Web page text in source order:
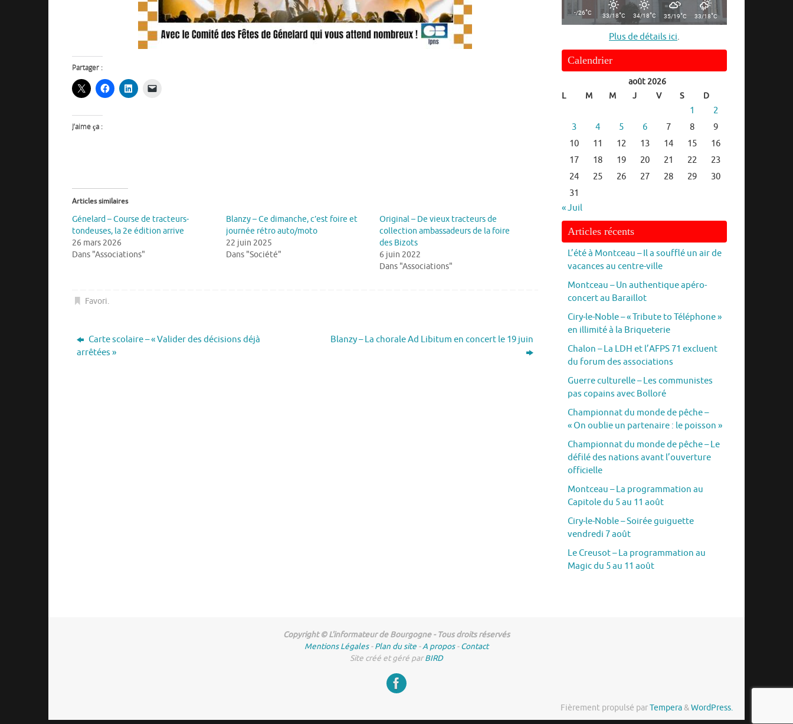
Partager :
J’aime ça :
Articles similaires
Génelard – Course de tracteurs-
tondeuses, la 2e édition arrive
26 mars 2026
Dans "Associations"
Blanzy – Ce dimanche, c’est foire et
journée rétro auto/moto
22 juin 2025
Dans "Société"
Original – De vieux tracteurs de
collection ambassadeurs de la foire
des Bizots
6 juin 2022
Dans "Associations"
Favori.
Carte scolaire – « Valider des décisions déjà
arrêtées »
Blanzy – La chorale Ad Libitum en concert le 19 juin
-/26°C 33/18°C 34/18°C 35/19°C 33/18°C
Plus de détails ici.
Calendrier
août 2026
L
M M J V S D
1
2
3
4 5 6 7 8
9
10
11 12 13 14 15
16
17
18 19 20 21 22
23
24
25 26 27 28 29
30
31
« Juil
Articles récents
L’été à Montceau – Il a soufflé un air de
vacances au centre-ville
Montceau – Un authentique apéro-
concert au Baraillot
Ciry-le-Noble – « Tribute to Téléphone »
en illimité à la Briqueterie
Chalon – La LDH et l’AFPS 71 excluent
du forum des associations
Guerre culturelle – Les communistes
pas copains avec Bolloré
Championnat du monde de pêche –
« On oublie un partenaire : le poisson »
Championnat du monde de pêche – Le
défilé des nations avant l’ouverture
officielle
Montceau – La programmation au
Capitole du 5 au 11 août
Ciry-le-Noble – Soirée guiguette
vendredi 7 août
Le Creusot – La programmation au
Magic du 5 au 11 août
Copyright © L'informateur de Bourgogne - Tous droits réservés
Mentions Légales-Plan du site -A propos-Contact
Site créé et géré parBIRD
Fièrement propulsé parTempera&WordPress.